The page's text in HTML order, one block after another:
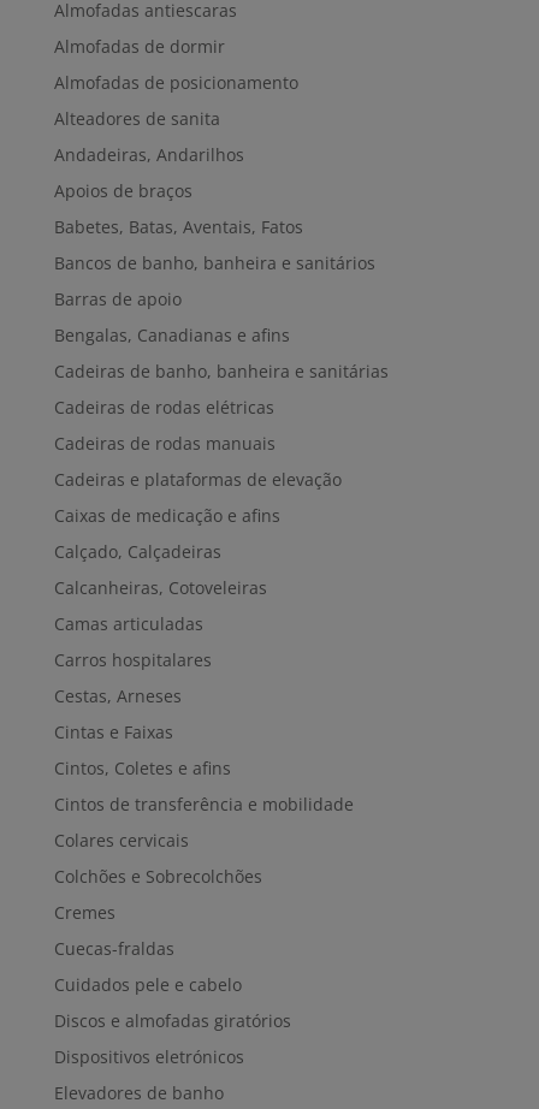
Almofadas antiescaras
Almofadas de dormir
Almofadas de posicionamento
Alteadores de sanita
Andadeiras, Andarilhos
Apoios de braços
Babetes, Batas, Aventais, Fatos
Bancos de banho, banheira e sanitários
Barras de apoio
Bengalas, Canadianas e afins
Cadeiras de banho, banheira e sanitárias
Cadeiras de rodas elétricas
Cadeiras de rodas manuais
Cadeiras e plataformas de elevação
Caixas de medicação e afins
Calçado, Calçadeiras
Calcanheiras, Cotoveleiras
Camas articuladas
Carros hospitalares
Cestas, Arneses
Cintas e Faixas
Cintos, Coletes e afins
Cintos de transferência e mobilidade
Colares cervicais
Colchões e Sobrecolchões
Cremes
Cuecas-fraldas
Cuidados pele e cabelo
Discos e almofadas giratórios
Dispositivos eletrónicos
Elevadores de banho